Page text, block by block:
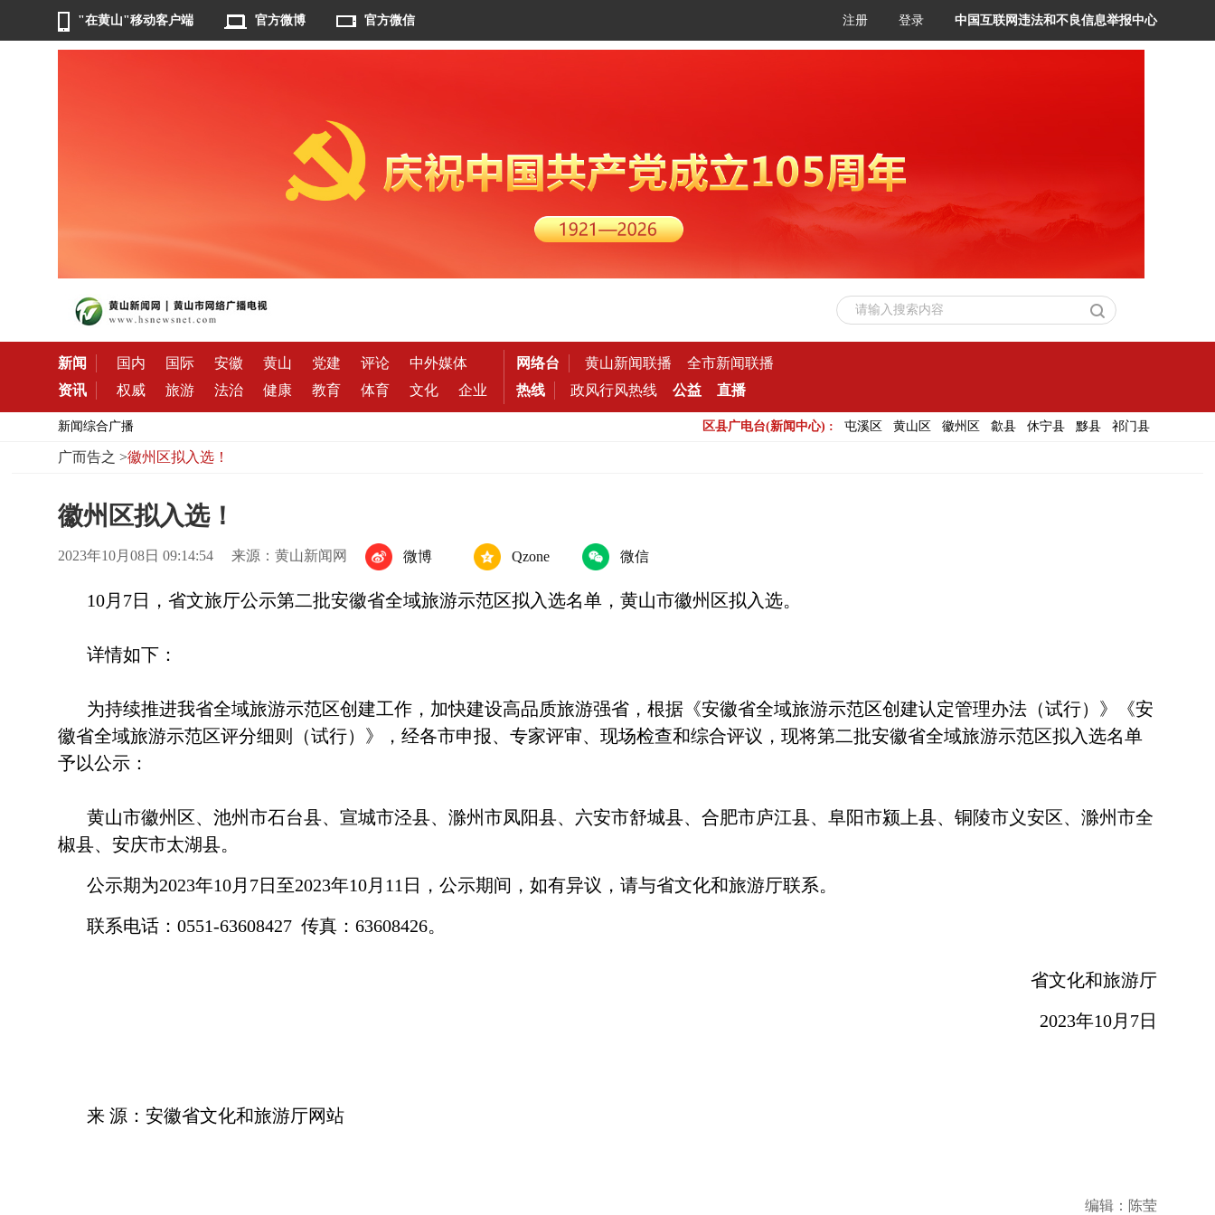
"在黄山"移动客户端 官方微博 官方微信 注册 登录 中国互联网违法和不良信息举报中心
请输入搜索内容
新闻 国内 国际 安徽 黄山 党建 评论
中外媒体
资讯
权威 旅游 法治 健康 教育 体育 文化 企业
网络台 黄山新闻联播
全市新闻联播
热线
政风行风热线 公益 直播
新闻综合广播 区县广电台(新闻中心) : 屯溪区 黄山区 徽州区 歙县 休宁县 黟县 祁门县
广而告之 >徽州区拟入选！
徽州区拟入选！
2023年10月08日 09:14:54 来源：黄山新闻网 微博 Qzone 微信
10月7日，省文旅厅公示第二批安徽省全域旅游示范区拟入选名单，黄山市徽州区拟入选。
详情如下：
为持续推进我省全域旅游示范区创建工作，加快建设高品质旅游强省，根据《安徽省全域旅游示范区创建认定管理办法（试行）》《安
徽省全域旅游示范区评分细则（试行）》，经各市申报、专家评审、现场检查和综合评议，现将第二批安徽省全域旅游示范区拟入选名单
予以公示：
黄山市徽州区、池州市石台县、宣城市泾县、滁州市凤阳县、六安市舒城县、合肥市庐江县、阜阳市颍上县、铜陵市义安区、滁州市全
椒县、安庆市太湖县。
公示期为2023年10月7日至2023年10月11日，公示期间，如有异议，请与省文化和旅游厅联系。
联系电话：0551-63608427 传真：63608426。
省文化和旅游厅
2023年10月7日
来 源：安徽省文化和旅游厅网站
编辑：陈莹